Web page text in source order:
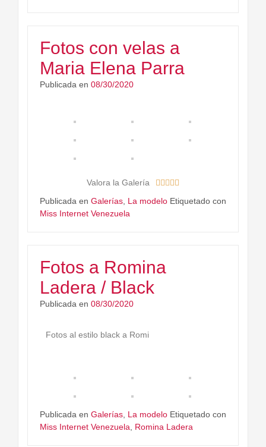
Fotos con velas a
Maria Elena Parra
Publicada en 08/30/2020
Valora la Galería     
Publicada en Galerías La modelo Etiquetado con
Miss Internet Venezuela
Fotos a Romina
Ladera / Black
Publicada en 08/30/2020
Fotos al estilo black a Romi
Publicada en Galerías La modelo Etiquetado con
Miss Internet Venezuela
Romina Ladera